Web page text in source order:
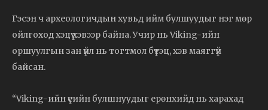
Гэсэн ч археологичдын хувьд ийм булшуудыг нэг мөр
ойлгоход хэцүү хэвээр байна. Учир нь Viking-ийн
оршуулгын зан үйл нь тогтмол бүтэц, хэв маяггүй
байсан.
“Viking-ийн үеийн булшнуудыг ерөнхийд нь харахад